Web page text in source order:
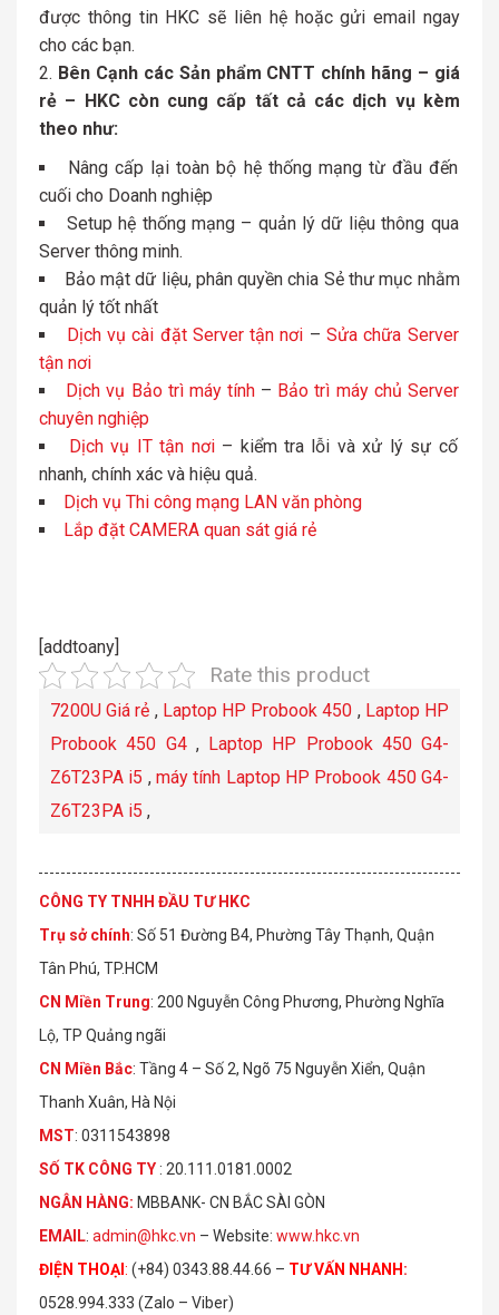
được thông tin HKC sẽ liên hệ hoặc gửi email ngay
cho các bạn.
Bên Cạnh các Sản phẩm CNTT chính hãng – giá
rẻ – HKC còn cung cấp tất cả các dịch vụ kèm
theo như:
Nâng cấp lại toàn bộ hệ thống mạng từ đầu đến
cuối cho Doanh nghiệp
Setup hệ thống mạng – quản lý dữ liệu thông qua
Server thông minh.
Bảo mật dữ liệu, phân quyền chia Sẻ thư mục nhằm
quản lý tốt nhất
Dịch vụ cài đặt Server tận nơi –Sửa chữa Server
tận nơi
Dịch vụ Bảo trì máy tính – Bảo trì máy chủ Server
chuyên nghiệp
Dịch vụ IT tận nơi – kiểm tra lỗi và xử lý sự cố
nhanh, chính xác và hiệu quả.
Dịch vụ Thi công mạng LAN văn phòng
Lắp đặt CAMERA quan sát giá rẻ
[addtoany]
Rate this product
7200U Giá rẻ , Laptop HP Probook 450 , Laptop HP
Probook 450 G4, Laptop HP Probook 450 G4-
Z6T23PA i5 ,máy tính Laptop HP Probook 450 G4-
Z6T23PA i5 ,
CÔNG TY TNHH ĐẦU TƯ HKC
Trụ sở chính: Số 51 Đường B4, Phường Tây Thạnh, Quận
Tân Phú, TP.HCM
CN Miền Trung: 200 Nguyễn Công Phương, Phường Nghĩa
Lộ, TP Quảng ngãi
CN Miền Bắc: Tầng 4 – Số 2, Ngõ 75 Nguyễn Xiển, Quận
Thanh Xuân, Hà Nội
MST: 0311543898
SỐ TK CÔ NG TY : 20.111.0181.0002
NGÂN HÀNG: MBBANK- CN BẮC SÀI GÒN
EMAIL: admin@hkc.vn – Website: www.hkc.vn
ĐIỆN THOẠI: (+84) 0343.88.44.66 – TƯ VẤN NHANH :
0528.994.333 (Zalo – Viber)